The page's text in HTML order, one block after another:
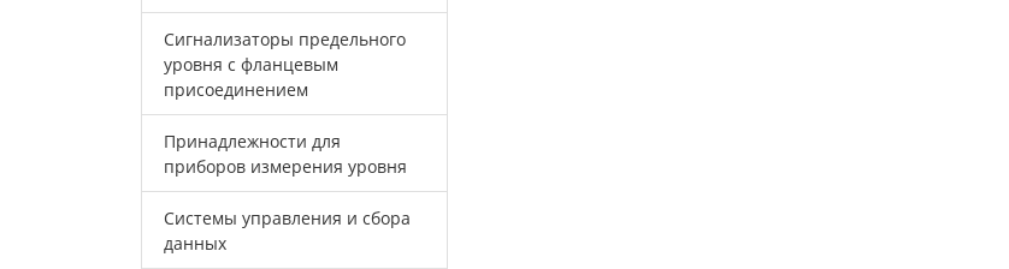
Сигнализаторы предельного
уровня с фланцевым
присоединением
Принадлежности для
приборов измерения уровня
Системы управления и сбора
данных